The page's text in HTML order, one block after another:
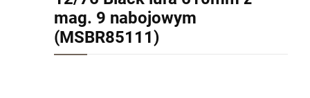
mag. 9 nabojowym
(MSBR85111)